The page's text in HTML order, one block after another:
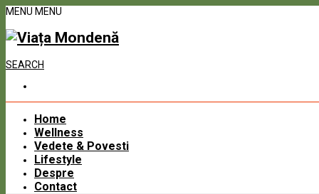
MENU MENU
SEARCH
Home
Wellness
Vedete & Povesti
Lifestyle
Despre
Contact